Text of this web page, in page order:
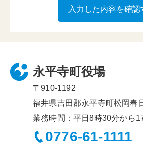
永平寺町役場
〒910-1192
福井県吉田郡永平寺町松岡春
業務時間：平日8時30分から
0776-61-1111